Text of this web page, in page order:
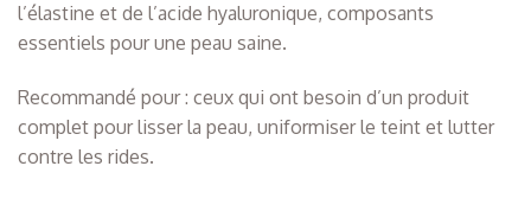
l’élastine et de l’acide hyaluronique, composants
essentiels pour une peau saine.
Recommandé pour : ceux qui ont besoin d’un produit
complet pour lisser la peau, uniformiser le teint et lutter
contre les rides.